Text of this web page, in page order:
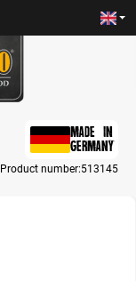
MADE IN
GERMANY
Product number:513145